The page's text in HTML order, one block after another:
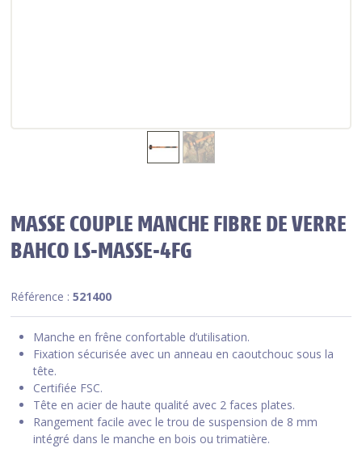
MASSE COUPLE MANCHE FIBRE DE VERRE
BAHCO LS-MASSE-4FG
Référence :521400
Manche en frêne confortable d’utilisation.
Fixation sécurisée avec un anneau en caoutchouc sous la
tête.
Certifiée FSC.
Tête en acier de haute qualité avec 2 faces plates.
Rangement facile avec le trou de suspension de 8 mm
intégré dans le manche en bois ou trimatière.